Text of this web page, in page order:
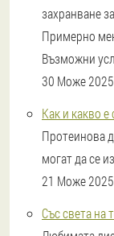
захранване
Примерно
Възможни
30 Може 2025
Как и какво
Протеинова
могат да се
21 Може 2025
Със света на